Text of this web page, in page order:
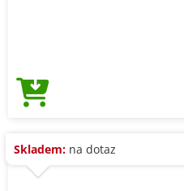
Skladem: na dotaz